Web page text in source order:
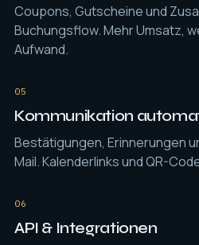
Coupons, Gutscheine und
Buchungsflow. Mehr Umsatz,
Aufwand.
05
Kommunikation
Bestätigungen, Erinnerungen
Mail. Kalenderlinks und QR-
06
API & Integrationen